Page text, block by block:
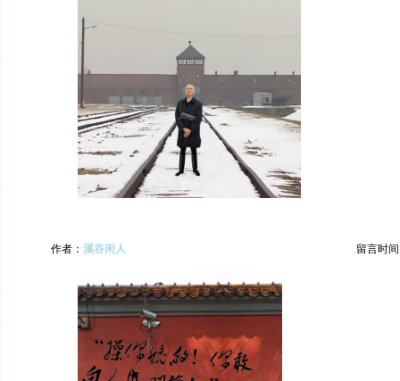
作者： 溪谷闲人 留言时间